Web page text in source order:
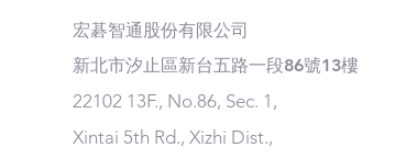
​宏碁智通股份有限公司
​新北市汐止區新台五路一段86號13樓
22102 13F., No.86, Sec. 1,
Xintai 5th Rd., Xizhi Dist.,